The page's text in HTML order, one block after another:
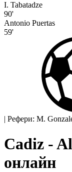
I. Tabatadze
90'
Antonio Puertas
59'
| Рефери: M.
Cadiz -
онлайн